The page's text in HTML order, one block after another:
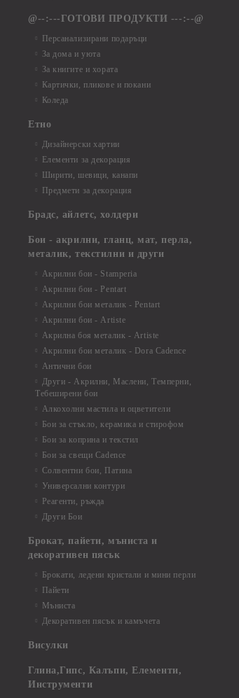
@--:---ГОТОВИ ПРОДУКТИ ---:--@
Персанализирани подаръци
За дома и уюта
За книгите и хората
Картички, пликове и покани
Коледа
Етно
Дизайнерски хартии
Елементи за декорация
Ширити, шевици, канапи
Предмети за декорация
Брадс, айлетс, холдери
Бои - акрилни, гланц, мат, перла,
металик, текстилни и други
Акрилни бои - Stamperia
Акрилни бои - Pentart
Акрилни бои металик - Pentart
Акрилни бои - Artiste
Акрилна боя металик - Artiste
Акрилни бои металик - Dora Cadence
Антични бои
Други - Акрилни, Маслени, Темперни,
Тебеширени бои
Алкохолни мастила и оцветители
Бои за стъкло, керамика и стирофом
Бои за коприна и текстил
Бои за свещи Cadence
Солвентни бои, Патина
Универсални контури
Реагенти, ръжда
Други Бои
Брокат, пайети, мъниста и
декоративен пясък
Брокати, ледени кристали и мини перли
Пайети
Мъниста
Декоративен пясък и камъчета
Висулки
Глина,Гипс, Калъпи, Елементи,
Инструменти